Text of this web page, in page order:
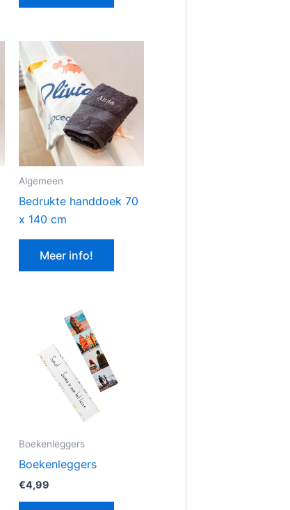
Algemeen
Bedrukte handdoek 70
x 140 cm
Meer info!
Boekenleggers
Boekenleggers
€4,99